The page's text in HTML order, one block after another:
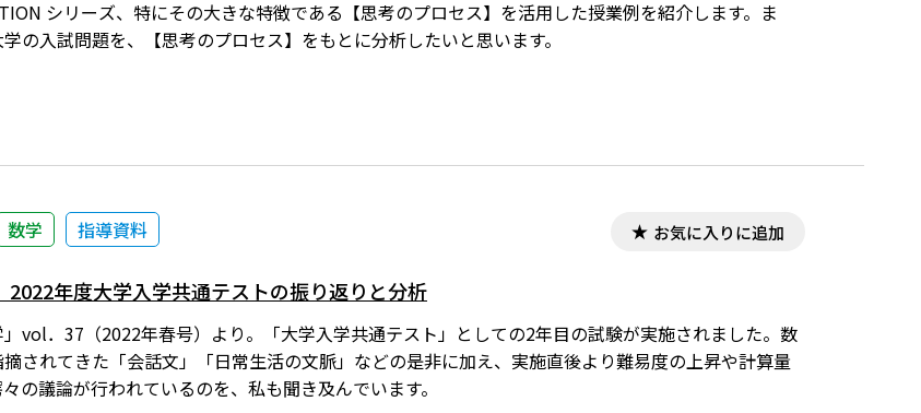
シリーズ、特にその大きな特徴である【思考のプロセス】を活用した授業例を紹介します。ま
の入試問題を、【思考のプロセス】をもとに分析したいと思います。
数学 指導資料 お気に入りに追加
2022年度大学入学共通テストの振り返りと分析
vol．37（2022年春号）より。「大学入学共通テスト」としての2年目の試験が実施されました。数
されてきた「会話文」「日常生活の文脈」などの是非に加え、実施直後より難易度の上昇や計算量
の議論が行われているのを、私も聞き及んでいます。